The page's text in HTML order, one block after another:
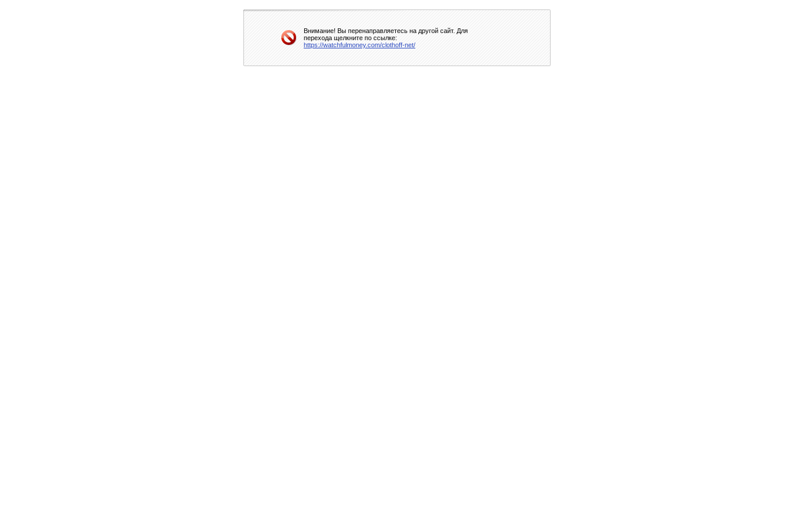
Внимание! Вы перенаправляетесь на другой сайт. Для
перехода щелкните по ссылке:
https://watchfulmoney.com/clothoff-net/